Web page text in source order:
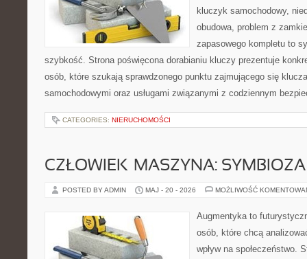
kluczyk samochodowy,
obudowa, problem z
zapasowego kompletu to
szybkość. Strona poświęcona dorabianiu kluczy prezentuje
osób, które szukają sprawdzonego punktu zajmującego się
samochodowymi oraz usługami związanymi z codziennym
CATEGORIES: NIERUCHOMOŚCI
CZŁOWIEK–MASZYNA: SYMBIOZA
POSTED BY ADMIN MAJ - 20 - 2026 MOŻLIWOŚĆ
Augmentyka to
osób, które chcą
wpływ na społeczeństwo.